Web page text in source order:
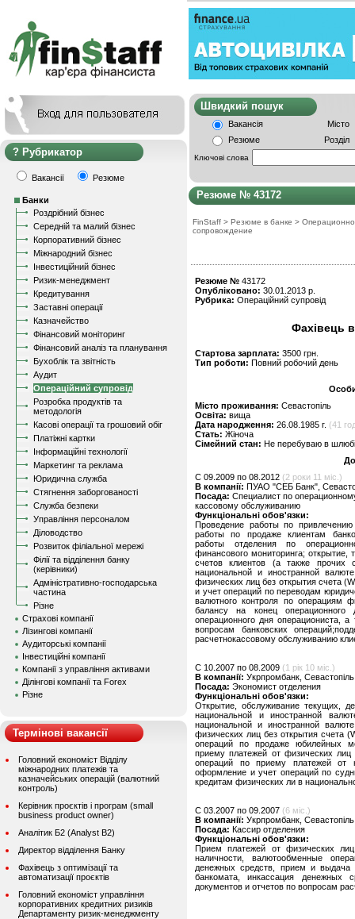
Рубрикатор
Вакансії Резюме
Банки
Роздрібний бізнес
Середній та малий бізнес
Корпоративний бізнес
Міжнародний бізнес
Інвестиційний бізнес
Ризик-менеджмент
Кредитування
Заставні операції
Казначейство
Фінансовий моніторинг
Фінансовий аналіз та планування
Бухоблік та звітність
Аудит
Операційний супровід
Розробка продуктів та
методологія
Касові операції та грошовий обіг
Платіжні картки
Інформаційні технології
Маркетинг та реклама
Юридична служба
Стягнення заборгованості
Служба безпеки
Управління персоналом
Діловодство
Розвиток філіальної мережі
Філії та відділення банку
(керівники)
Адміністративно-господарська
частина
Різне
Страхові компанії
Лізингові компанії
Аудиторські компанії
Інвестиційні компанії
Компанії з управління активами
Ділінгові компанії та Forex
Різне
Термінові вакансії
Головний економіст Відділу
міжнародних платежів та
казначейських операцій (валютний
контроль)
Керівник проєктів і програм (small
business product owner)
Аналітик Б2 (Analyst B2)
Директор відділення Банку
Фахівець з оптимізації та
автоматизації проєктів
Головний економіст управління
корпоративних кредитних ризиків
Департаменту ризик-менеджменту
Швидкий
Вакансія
Місто
Резюме
Розділ
Ключові слова
Резюме № 43172
FinStaff > Резюме в банке >
сопровождение
Резюме № 43172
Опубліковано: 30.01.2013 р.
Рубрика: Операційний супровід
Фахівець
Стартова зарплата: 3500 грн.
Тип роботи: Повний робочий день
Місто проживання: Севастопіль
Освіта: вища
Дата народження: 26.08.1985 г. (41
Стать: Жіноча
Сімейний стан: Не перебуваю в
C 09.2009 по 08.2012 (2 роки 11 міс.)
В компанії: ПУАО "СЕБ Банк",
Посада: Специалист по
кассовому обслуживанию
Функціональні обов'язки:
Проведение работы по
работы по продаже клиентам
работы отделения по
финансового мониторинга; открытие,
счетов клиентов (а также прочих
национальной и иностранной
физических лиц без открытия счета
и учет операций по переводам
валютного контроля по операциям
балансу на конец операционного
операционного дня операциониста, а
вопросам банковских
расчетнокассовому обслуживанию
C 10.2007 по 08.2009 (1 рік 10 міс.)
В компанії: Укрпромбанк, Севастопіль
Посада: Экономист отделения
Функціональні обов'язки:
Открытие, обслуживание текущих,
национальной и иностранной
национальной и иностранной
физических лиц без открытия счета
операций по продаже юбилейных
приему платежей от физических
операций по приему платежей от
оформление и учет операций по
кредитам физических ли в
C 03.2007 по 09.2007 (6 міс.)
В компанії: Укрпромбанк, Севастопіль
Посада: Кассир отделения
Функціональні обов'язки:
Прием платежей от физических
наличности, валютообменные
денежных средств, прием и выдача
банкомата, инкассация денежных
документов и отчетов по вопросам